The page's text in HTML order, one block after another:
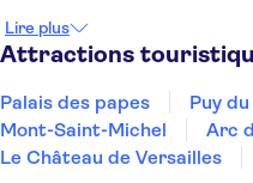
Dubai
Copenhague
Lire plus
Attractions
Palais des papes
Puy
Mont-Saint-Michel
Arc
Le Château de Versailles